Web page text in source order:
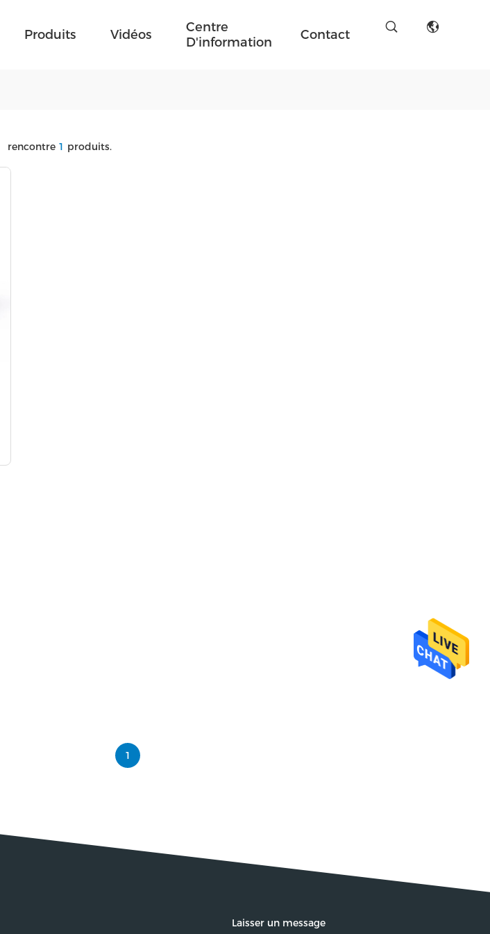
Produits Vidéos
Centre
D'information
Contact
rencontre 1 produits.
1
Laisser un message